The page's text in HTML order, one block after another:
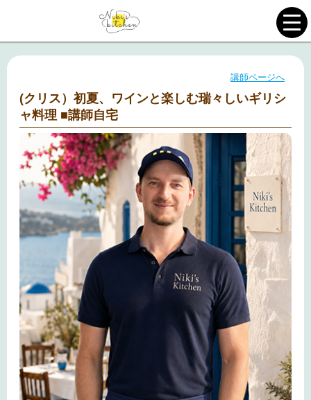
講師ページへ
(クリス）初夏、ワインと楽しむ瑞々しいギリシ
ャ料理 ■講師自宅